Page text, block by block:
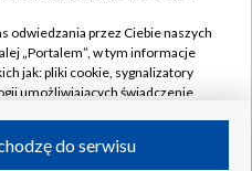
odwiedzania przez Ciebie naszych
„Portalem”, w tym informacje
jak: pliki cookie, sygnalizatory
umożliwiających świadczenie
do serwisu